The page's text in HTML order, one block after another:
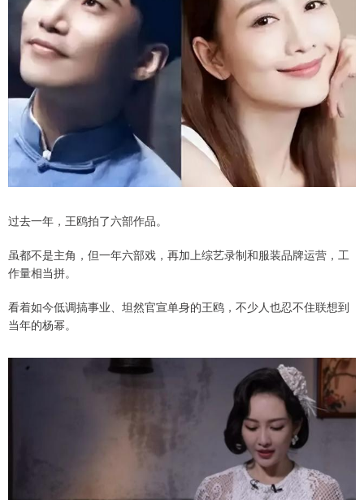
过去一年，王鸥拍了六部作品。
虽都不是主角，但一年六部戏，再加上综艺录制和服装品牌运营，工
作量相当拼。
看着如今低调搞事业、坦然官宣单身的王鸥，不少人也忍不住联想到
当年的杨幂。